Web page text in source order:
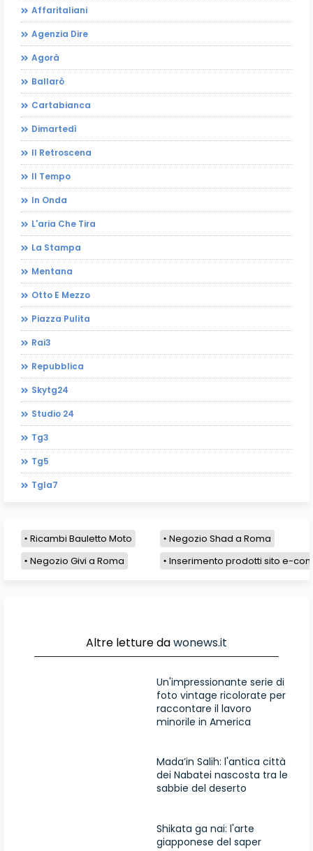
Affaritaliani
Agenzia Dire
Agorà
Ballarò
Cartabianca
Dimartedì
Il Retroscena
Il Tempo
In Onda
L'aria Che Tira
La Stampa
Mentana
Otto E Mezzo
Piazza Pulita
Rai3
Repubblica
Skytg24
Studio 24
Tg3
Tg5
Tgla7
Ricambi Bauletto Moto
Negozio Shad a Roma
Negozio Givi a Roma
Inserimento prodotti sito e-
Altre letture dawonews.it
Un'impressionante serie di
foto vintage ricolorate per
raccontare il lavoro
minorile in America
Mada’in Salih: l'antica città
dei Nabatei nascosta tra le
sabbie del deserto
Shikata ga nai: l'arte
giapponese del saper